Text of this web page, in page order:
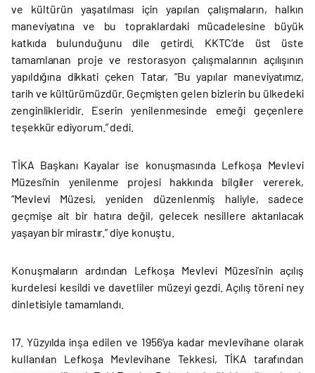
ve kültürün yaşatılması için yapılan çalışmaların, halkın
maneviyatına ve bu topraklardaki mücadelesine büyük
katkıda bulunduğunu dile getirdi. KKTC’de üst üste
tamamlanan proje ve restorasyon çalışmalarının açılışının
yapıldığına dikkati çeken Tatar, “Bu yapılar maneviyatımız,
tarih ve kültürümüzdür. Geçmişten gelen bizlerin bu ülkedeki
zenginlikleridir. Eserin yenilenmesinde emeği geçenlere
teşekkür ediyorum.” dedi.
TİKA Başkanı Kayalar ise konuşmasında Lefkoşa Mevlevi
Müzesi’nin yenilenme projesi hakkında bilgiler vererek,
“Mevlevi Müzesi, yeniden düzenlenmiş haliyle, sadece
geçmişe ait bir hatıra değil, gelecek nesillere aktarılacak
yaşayan bir mirastır.” diye konuştu.
Konuşmaların ardından Lefkoşa Mevlevi Müzesi’nin açılış
kurdelesi kesildi ve davetliler müzeyi gezdi. Açılış töreni ney
dinletisiyle tamamlandı.
17. Yüzyılda inşa edilen ve 1956’ya kadar mevlevihane olarak
kullanılan Lefkoşa Mevlevihane Tekkesi, TİKA tarafından